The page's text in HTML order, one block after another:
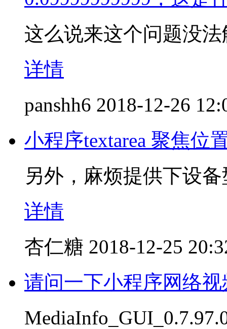
这么说来这个问题没
详情
panshh6 2018-12-26
小程序textarea 聚焦位
另外，麻烦提供下设
详情
杏仁糖 2018-12-25
请问一下小程序网络